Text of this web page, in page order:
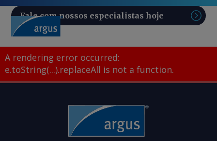
Fale com nossos especialistas hoje
A rendering error occurred:
e.toString(...).replaceAll is not a function.